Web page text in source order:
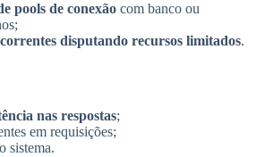
pools de conexão com banco ou
disputando recursos limitados.
nas respostas;
em requisições;
sistema.